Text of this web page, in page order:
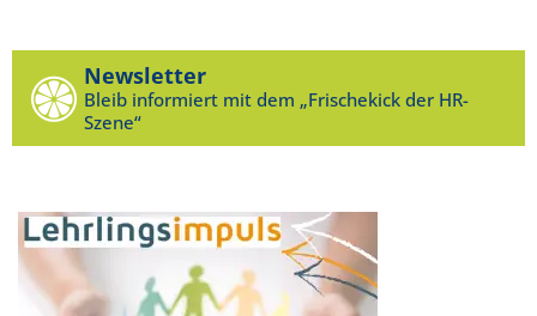
Newsletter
Bleib informiert mit dem „Frischekick der HR-
Szene“